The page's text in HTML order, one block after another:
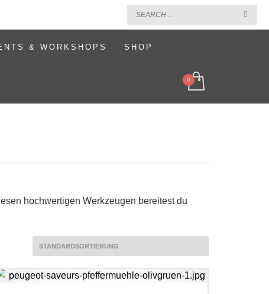
& WORKSHOPS
SHOP
hochwertigen Werkzeugen bereitest du